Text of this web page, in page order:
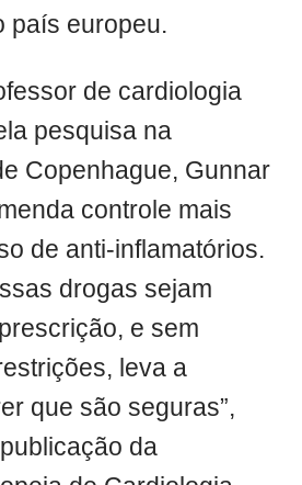
país europeu.
de cardiologia
pesquisa na
Copenhague, Gunnar
controle mais
de anti-inflamatórios.
drogas sejam
e sem
leva a
que são seguras”,
da